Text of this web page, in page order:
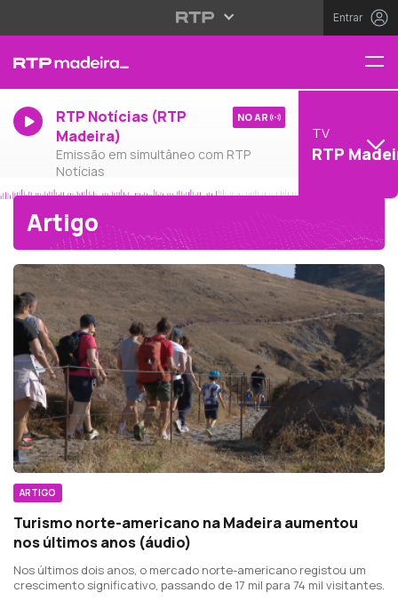
Entrar
RTP Notícias (RTP
Madeira)
Emissão em simultâneo com RTP
Notícias
NO AR
TV
RTP
Artigo
ARTIGO
Turismo norte-americano na Madeira aumentou
nos últimos anos (áudio)
Nos últimos dois anos, o mercado norte-americano registou um
crescimento significativo, passando de 17 mil para 74 mil visitantes.